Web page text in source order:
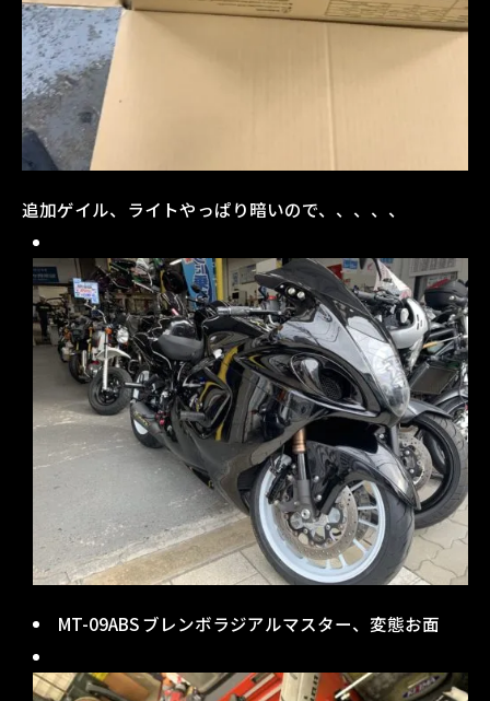
追加ゲイル、ライトやっぱり暗いので、、、、、
MT-09ABS ブレンボラジアルマスター、変態お面